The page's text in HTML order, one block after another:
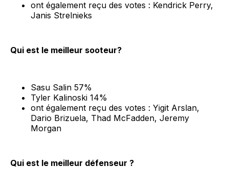
ont également reçu des votes : Kendrick Perry,
Janis Strelnieks
Qui est le meilleur sooteur?
Sasu Salin 57%
Tyler Kalinoski 14%
ont également reçu des votes : Yigit Arslan,
Dario Brizuela, Thad McFadden, Jeremy
Morgan
Qui est le meilleur défenseur ?